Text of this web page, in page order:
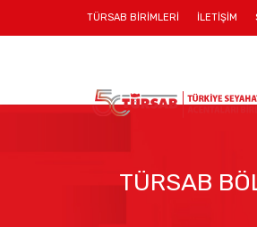
TÜRSAB BİRİMLERİ İLETİŞİM
TÜRSAB